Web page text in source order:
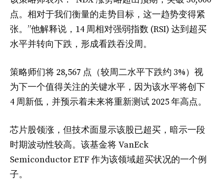
点。相对于我们衡量的走势目标，这一趋势变得紧
张。”他解释说，14 周相对强弱指数 (RSI) 达到超买
水平并转向下跌，形成看跌吞没周。
策略师们将 28,567 点（较周二水平下跌约 3%）视
为下一个值得关注的关键水平，因为该水平将创下
4 周新低，并预示着未来将重新测试 2025 年高点。
芯片股领涨，但技术面显示该股已超买，暗示一段
时期波动性较高。该基金将 VanEck
Semiconductor ETF 作为该领域超买状况的一个例
子。